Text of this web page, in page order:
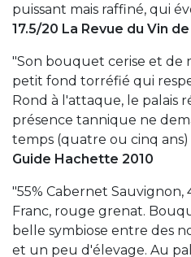
puissant mais raffiné, qui
17.5/20 La Revue du Vin
"Son bouquet cerise et de
petit fond torréfié qui
Rond à l'attaque, le palais
présence tannique ne
temps (quatre ou cinq ans)
Guide Hachette 2010
"55% Cabernet Sauvignon,
Franc, rouge grenat.
belle symbiose entre des
et un peu d'élevage. Au